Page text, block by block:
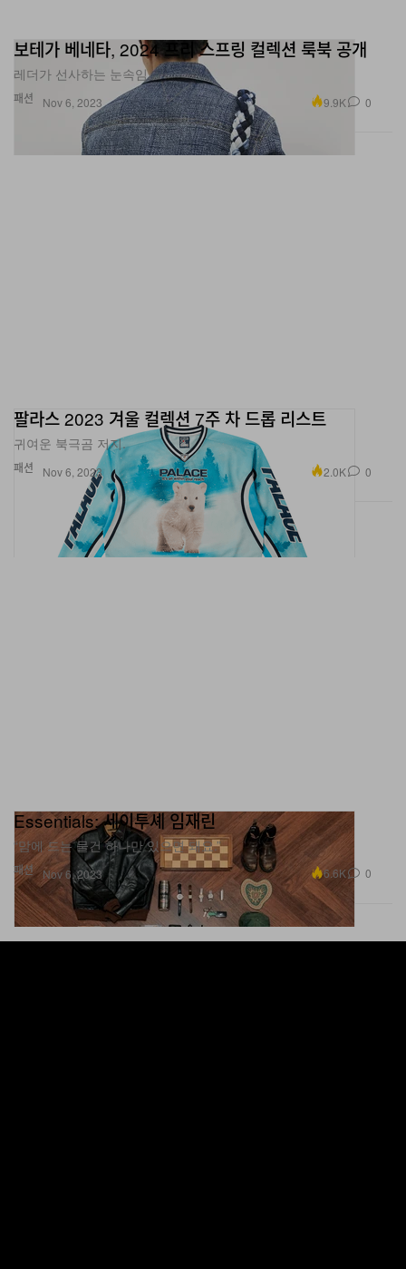
패션
보테가 베네타, 2024 프리 스프링 컬렉션 룩북 공개
레더가 선사하는 눈속임.
Nov 6, 2023 9.9K 0
패션
팔라스 2023 겨울 컬렉션 7주 차 드롭 리스트
귀여운 북극곰 저지.
Nov 6, 2023 2.0K 0
패션
“맘에 드는 물건 하나만 있으면 돼요.”
Nov 6, 2023 6.6K